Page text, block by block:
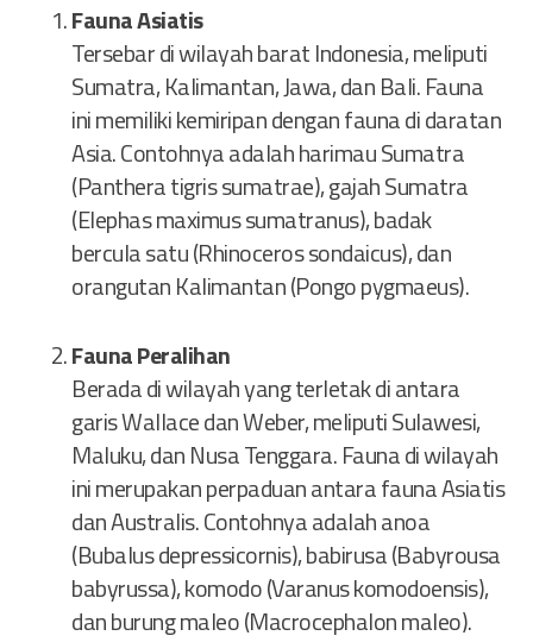
Fauna Asiatis
Tersebar di wilayah barat Indonesia, meliputi
Sumatra, Kalimantan, Jawa, dan Bali. Fauna
ini memiliki kemiripan dengan fauna di daratan
Asia. Contohnya adalah harimau Sumatra
(Panthera tigris sumatrae), gajah Sumatra
(Elephas maximus sumatranus), badak
bercula satu (Rhinoceros sondaicus), dan
orangutan Kalimantan (Pongo pygmaeus).
Fauna Peralihan
Berada di wilayah yang terletak di antara
garis Wallace dan Weber, meliputi Sulawesi,
Maluku, dan Nusa Tenggara. Fauna di wilayah
ini merupakan perpaduan antara fauna Asiatis
dan Australis. Contohnya adalah anoa
(Bubalus depressicornis), babirusa (Babyrousa
babyrussa), komodo (Varanus komodoensis),
dan burung maleo (Macrocephalon maleo).